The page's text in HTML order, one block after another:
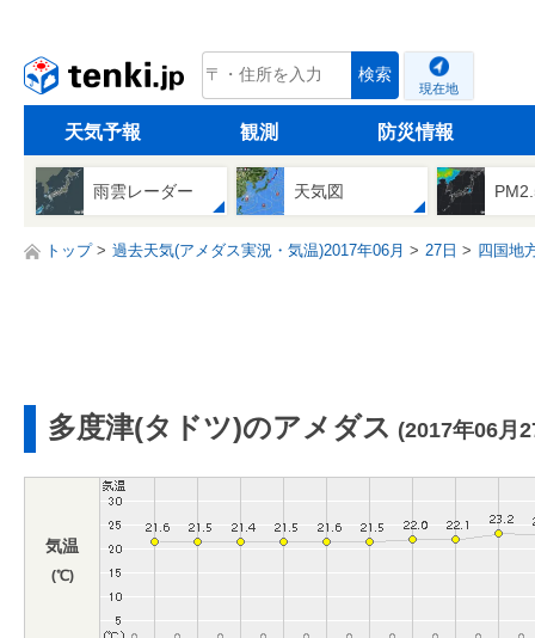
tenki.jp 検索
現在地
天気予報 観測 防災情報
雨雲レーダー 天気図
トップ 過去天気(アメダス実況・気温)2017年06月 27日 四国地
多度津(タドツ)のアメダス (2017年06月
気温
(℃)